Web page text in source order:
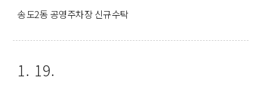
송도2동 공영주차장 신규수탁
1. 19.